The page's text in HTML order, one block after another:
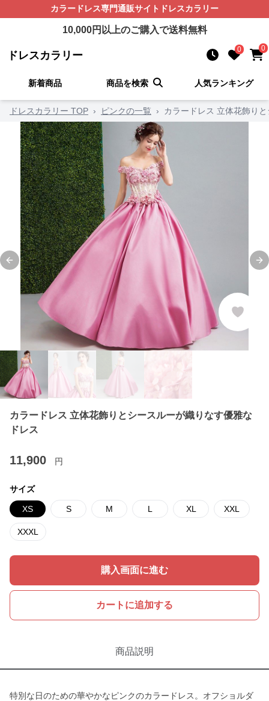
カラードレス専門通販サイト ドレスカラリー
10,000円以上のご購入で送料無料
ドレスカラリー 0 0
新着商品 商品を検索 人気ランキング
ドレスカラリー TOP › ピンクの一覧 › カラードレス 立体花飾り
Previous slide
カラードレス 立体花飾りとシースルーが織りなす優雅な
ドレス
11,900 円
サイズ
XS S M L XL XXL
XXXL
購入画面に進む
カートに追加する
商品説明
特別な日のための華やかなピンクのカラードレス。オフショルダ